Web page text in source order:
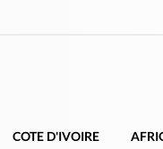
COTE D'IVOIRE